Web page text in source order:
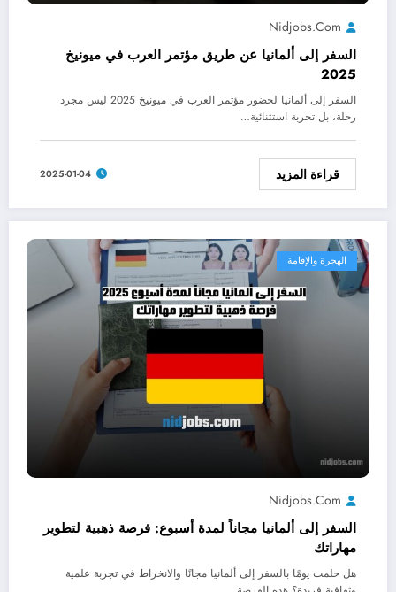
Nidjobs.com
السفر إلى ألمانيا عن طريق مؤتمر العرب في ميونيخ
2025
السفر إلى ألمانيا لحضور مؤتمر العرب في ميونيخ 2025 ليس مجرد
رحلة، بل تجربة استثنائية…
قراءة المزيد 2025-01-04
الهجرة والإقامة
Nidjobs.com
السفر إلى ألمانيا مجاناً لمدة أسبوع: فرصة ذهبية لتطوير
مهاراتك
هل حلمت يومًا بالسفر إلى ألمانيا مجانًا والانخراط في تجربة علمية